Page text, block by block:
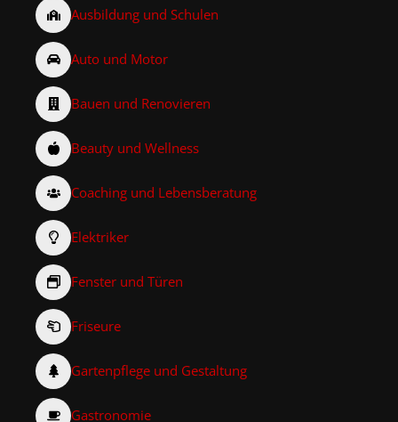
Ausbildung und Schulen
Auto und Motor
Bauen und Renovieren
Beauty und Wellness
Coaching und Lebensberatung
Elektriker
Fenster und Türen
Friseure
Gartenpflege und Gestaltung
Gastronomie